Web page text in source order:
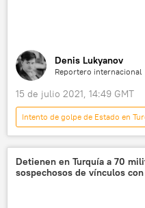
Denis Lukyanov
Reportero internacional
15 de julio 2021, 14:49 GMT
Intento de golpe de Estado en
Turquía
Detienen en Turquía a 70
sospechosos de vínculos